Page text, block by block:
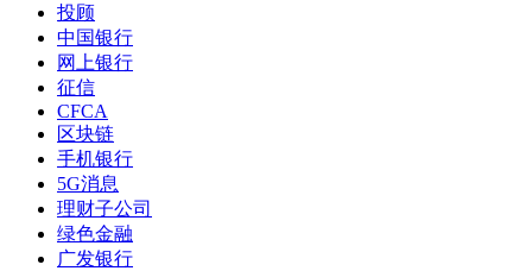
投顾
中国银行
网上银行
征信
CFCA
区块链
手机银行
5G消息
理财子公司
绿色金融
广发银行